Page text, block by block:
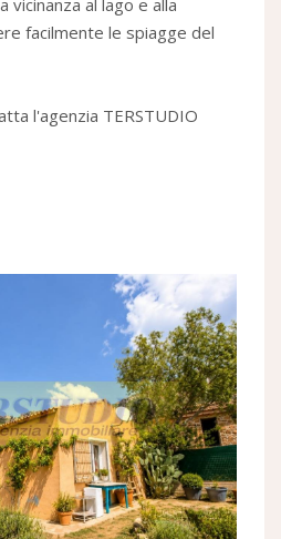
vicinanza al lago e alla
facilmente le spiagge del
l'agenzia TERSTUDIO